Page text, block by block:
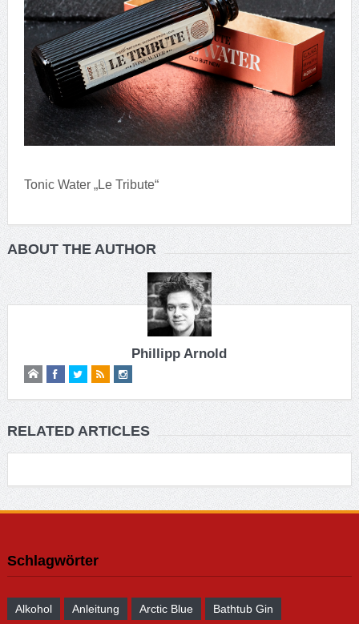
Tonic Water „Le Tribute“
ABOUT THE AUTHOR
Phillipp Arnold
RELATED ARTICLES
Schlagwörter
Alkohol Anleitung Arctic Blue Bathtub Gin